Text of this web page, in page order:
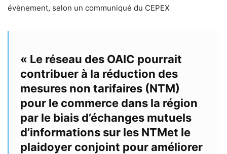
évènement, selon un communiqué du CEPEX
« Le réseau des OAIC pourrait
contribuer à la réduction des
mesures non tarifaires (NTM)
pour le commerce dans la région
par le biais d’échanges mutuels
d’informations sur les NTMet le
plaidoyer conjoint pour améliorer